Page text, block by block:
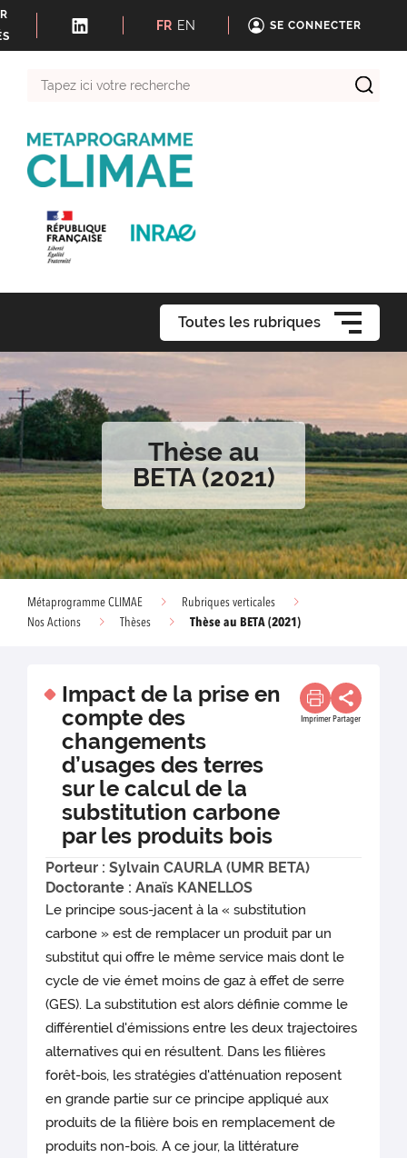
FR EN SE CONNECTER
Toutes les rubriques
Thèse au
BETA (2021)
Métaprogramme CLIMAE
Rubriques verticales
Nos Actions
Thèses Thèse au BETA (2021)
Impact de la prise en
compte des
changements
d’usages des terres
sur le calcul de la
substitution carbone
par les produits bois
Imprimer Partager
Porteur : Sylvain CAURLA (UMR BETA)
Doctorante : Anaïs KANELLOS
Le principe sous-jacent à la « substitution
carbone » est de remplacer un produit par un
substitut qui offre le même service mais dont le
cycle de vie émet moins de gaz à effet de serre
(GES). La substitution est alors définie comme le
différentiel d'émissions entre les deux trajectoires
alternatives qui en résultent. Dans les filières
forêt-bois, les stratégies d'atténuation reposent
en grande partie sur ce principe appliqué aux
produits de la filière bois en remplacement de
produits non-bois. A ce jour, la littérature